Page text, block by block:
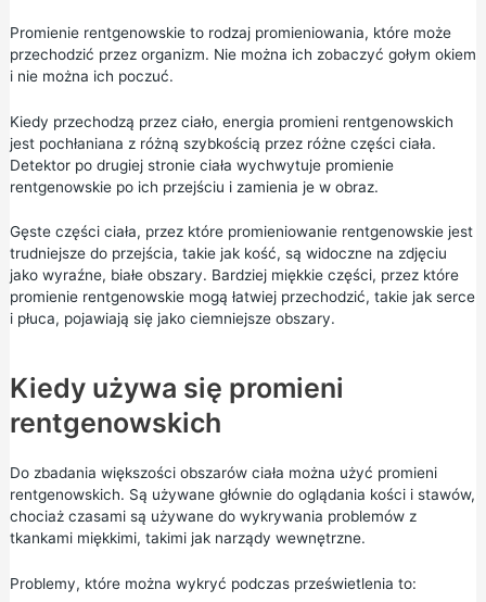
Promienie rentgenowskie to rodzaj promieniowania, które może
przechodzić przez organizm. Nie można ich zobaczyć gołym okiem
i nie można ich poczuć.
Kiedy przechodzą przez ciało, energia promieni rentgenowskich
jest pochłaniana z różną szybkością przez różne części ciała.
Detektor po drugiej stronie ciała wychwytuje promienie
rentgenowskie po ich przejściu i zamienia je w obraz.
Gęste części ciała, przez które promieniowanie rentgenowskie jest
trudniejsze do przejścia, takie jak kość, są widoczne na zdjęciu
jako wyraźne, białe obszary. Bardziej miękkie części, przez które
promienie rentgenowskie mogą łatwiej przechodzić, takie jak serce
i płuca, pojawiają się jako ciemniejsze obszary.
Kiedy używa się promieni
rentgenowskich
Do zbadania większości obszarów ciała można użyć promieni
rentgenowskich. Są używane głównie do oglądania kości i stawów,
chociaż czasami są używane do wykrywania problemów z
tkankami miękkimi, takimi jak narządy wewnętrzne.
Problemy, które można wykryć podczas prześwietlenia to: